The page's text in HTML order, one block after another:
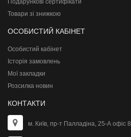
Подарункові сертифікати
Товари зі знижкою
ОСОБИСТИЙ КАБІНЕТ
Особистий кабінет
Історія замовлень
Мої закладки
Розсилка новин
КОНТАКТИ
м. Київ, пр-т Палладіна, 25-А офіс 8